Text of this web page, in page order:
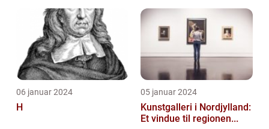
06 januar 2024
H
05 januar 2024
Kunstgalleri i Nordjylland:
Et vindue til regionen...